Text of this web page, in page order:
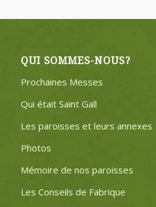
QUI SOMMES-NOUS?
Prochaines Messes
Qui était Saint Gall
Les paroisses et leurs annexes
Photos
Mémoire de nos paroisses
Les Conseils de Fabrique